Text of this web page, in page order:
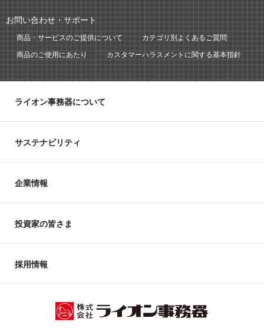
お問い合わせ・サポート
商品・サービスのご提供について
カテゴリ別よくあるご質問
商品のご使用にあたり
カスタマーハラスメントに関する基本指針
ライオン事務器について
サステナビリティ
企業情報
投資家の皆さま
採用情報